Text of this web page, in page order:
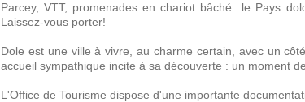
Parcey, VTT, promenades en chariot bâché...le Pays
Laissez-vous porter!
Dole est une ville à vivre, au charme certain, avec un
accueil sympathique incite à sa découverte : un moment
L'Office de Tourisme dispose d'une importante